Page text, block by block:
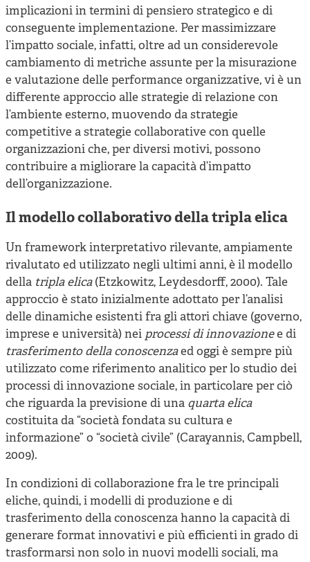
implicazioni in termini di pensiero strategico e di
conseguente implementazione. Per massimizzare
l’impatto sociale, infatti, oltre ad un considerevole
cambiamento di metriche assunte per la misurazione
e valutazione delle performance organizzative, vi è un
differente approccio alle strategie di relazione con
l’ambiente esterno, muovendo da strategie
competitive a strategie collaborative con quelle
organizzazioni che, per diversi motivi, possono
contribuire a migliorare la capacità d’impatto
dell’organizzazione.
Il modello collaborativo della tripla elica
Un framework interpretativo rilevante, ampiamente
rivalutato ed utilizzato negli ultimi anni, è il modello
della tripla elica(Etzkowitz, Leydesdorff, 2000). Tale
approccio è stato inizialmente adottato per l’analisi
delle dinamiche esistenti fra gli attori chiave (governo,
imprese e università) nei processi di innovazionee di
trasferimento della conoscenzaed oggi è sempre più
utilizzato come riferimento analitico per lo studio dei
processi di innovazione sociale, in particolare per ciò
che riguarda la previsione di una quarta elica
costituita da “società fondata su cultura e
informazione” o “società civile” (Carayannis, Campbell,
2009).
In condizioni di collaborazione fra le tre principali
eliche, quindi, i modelli di produzione e di
trasferimento della conoscenza hanno la capacità di
generare format innovativi e più efficienti in grado di
trasformarsi non solo in nuovi modelli sociali, ma